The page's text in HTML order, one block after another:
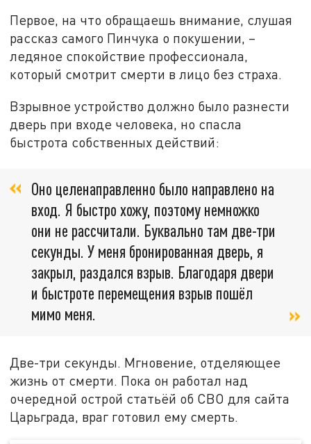
Первое, на что обращаешь внимание, слушая
рассказ самого Пинчука о покушении, –
ледяное спокойствие профессионала,
который смотрит смерти в лицо без страха.
Взрывное устройство должно было разнести
дверь при входе человека, но спасла
быстрота собственных действий:
Оно целенаправленно было направлено на
вход. Я быстро хожу, поэтому немножко
они не рассчитали. Буквально там две-три
секунды. У меня бронированная дверь, я
закрыл, раздался взрыв. Благодаря двери
и быстроте перемещения взрыв пошёл
мимо меня.
Две-три секунды. Мгновение, отделяющее
жизнь от смерти. Пока он работал над
очередной острой статьёй об СВО для сайта
Царьграда, враг готовил ему смерть.